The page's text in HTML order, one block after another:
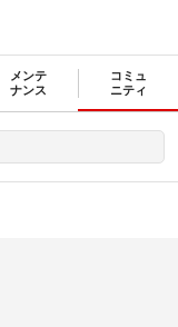
メンテ
ナンス
コミュ
ニティ